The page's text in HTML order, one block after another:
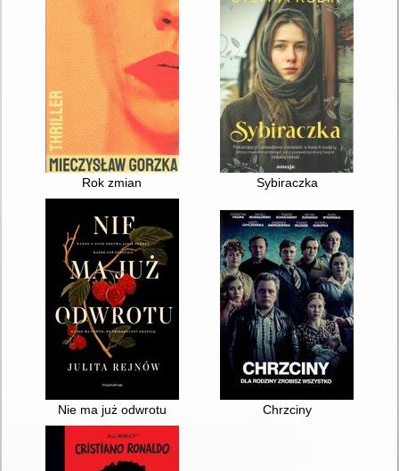
Rok zmian Sybiraczka
Nie ma już odwrotu Chrzciny